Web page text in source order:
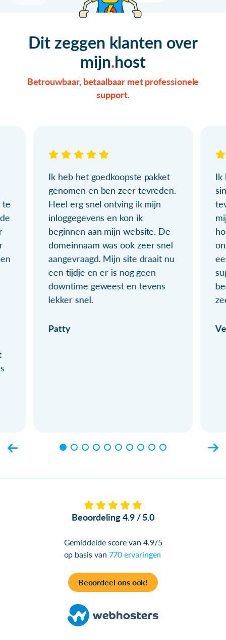
Dit zeggen klanten over
mijn host
Betrouwbaar, betaalbaar met professionele
support.
te
Ik heb het goedkoopste pakket
genomen en ben zeer tevreden.
Heel erg snel ontving ik mijn
inloggegevens en kon ik
beginnen aan mijn website. De
domeinnaam was ook zeer snel
aangevraagd. Mijn site draait nu
een tijdje en er is nog geen
downtime geweest en tevens
lekker snel.
Patty
Ik
Beoordeling 4.9 / 5.0
Gemiddelde score van 4.9/5
op basis van 770 ervaringen
Beoordeel ons ook!